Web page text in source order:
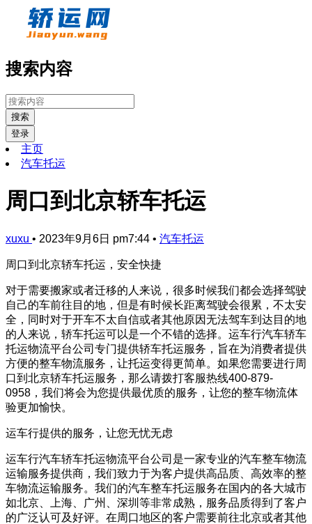
搜索内容
搜索
登录
主页
汽车托运
周口到北京轿车托运
xuxu • 2023年9月6日 pm7:44 • 汽车托运
周口到北京轿车托运，安全快捷
对于需要搬家或者迁移的人来说，很多时候我们都会选择驾驶
自己的车前往目的地，但是有时候长距离驾驶会很累，不太安
全，同时对于开车不太自信或者其他原因无法驾车到达目的地
的人来说，轿车托运可以是一个不错的选择。运车行汽车轿车
托运物流平台公司专门提供轿车托运服务，旨在为消费者提供
方便的整车物流服务，让托运变得更简单。如果您需要进行周
口到北京轿车托运服务，那么请拨打客服热线400-879-
0958，我们将会为您提供最优质的服务，让您的整车物流体
验更加愉快。
运车行提供的服务，让您无忧无虑
运车行汽车轿车托运物流平台公司是一家专业的汽车整车物流
运输服务提供商，我们致力于为客户提供高品质、高效率的整
车物流运输服务。我们的汽车整车托运服务在国内的各大城市
如北京、上海、广州、深圳等非常成熟，服务品质得到了客户
的广泛认可及好评。在周口地区的客户需要前往北京或者其他